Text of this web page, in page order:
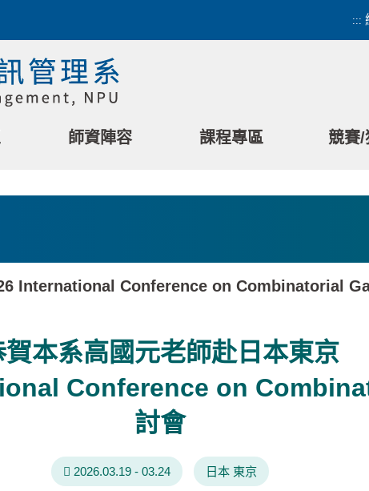
:::
師資陣容 課程專區 競賽/
International Conference on Combinatorial
賀本系高國元老師赴日本東京
Conference on
討會
2026.03.19 - 03.24 日本 東京